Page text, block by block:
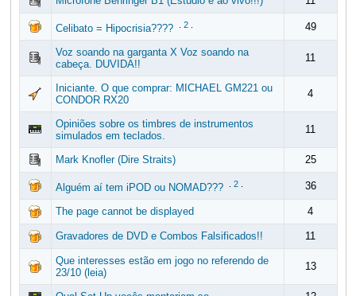
Celibato = Hipocrisia???? 2. 49
Voz soando na garganta X Voz soando na
cabeça. DUVIDA!!
11
Iniciante. O que comprar: MICHAEL GM221 ou
CONDOR RX20
4
Opiniões sobre os timbres de instrumentos
simulados em teclados.
11
Mark Knofler (Dire Straits) 25
Alguém aí tem iPOD ou NOMAD??? 2. 36
The page cannot be displayed 4
Gravadores de DVD e Combos Falsificados!! 11
Que interesses estão em jogo no referendo de
23/10 (leia)
13